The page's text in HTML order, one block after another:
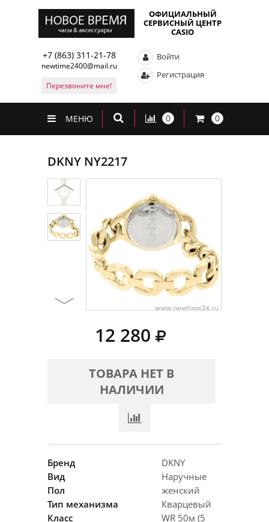
ОФИЦИАЛЬНЫЙ
СЕРВИСНЫЙ ЦЕНТР
CASIO
+7 (863) 311-21-78
newtime2400@mail.ru
Перезвоните мне!
Войти
Регистрация
МЕНЮ 0 0
DKNY NY2217
12 280
ТОВАРА НЕТ В
НАЛИЧИИ
Бренд
DKNY
Вид
Наручные
Пол
женский
Тип механизма
Кварцевый
Класс
WR 50м (5